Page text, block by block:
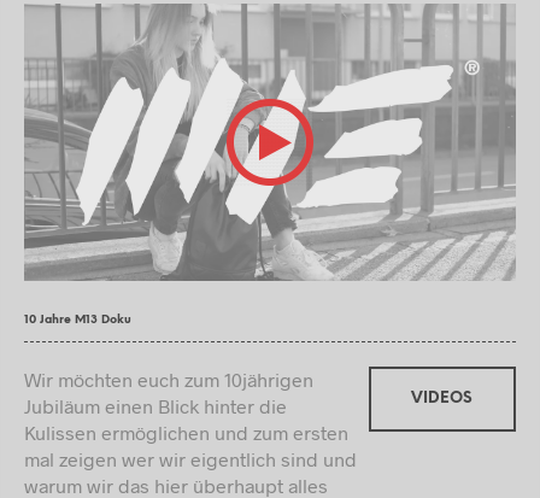
10 Jahre M13 Doku
Wir möchten euch zum 10jährigen
Jubiläum einen Blick hinter die
Kulissen ermöglichen und zum ersten
mal zeigen wer wir eigentlich sind und
warum wir das hier überhaupt alles
VIDEOS